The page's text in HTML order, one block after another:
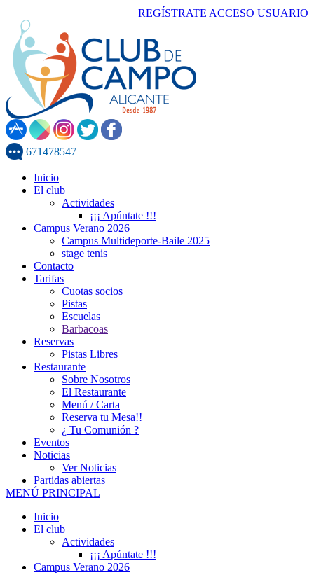
REGÍSTRATE ACCESO USUARIO
671478547
Inicio
El club
Actividades
¡¡¡ Apúntate !!!
Campus Verano 2026
Campus Multideporte-Baile 2025
stage tenis
Contacto
Tarifas
Cuotas socios
Pistas
Escuelas
Barbacoas
Reservas
Pistas Libres
Restaurante
Sobre Nosotros
El Restaurante
Menú / Carta
Reserva tu Mesa!!
¿ Tu Comunión ?
Eventos
Noticias
Ver Noticias
Partidas abiertas
MENÚ PRINCIPAL
Inicio
El club
Actividades
¡¡¡ Apúntate !!!
Campus Verano 2026